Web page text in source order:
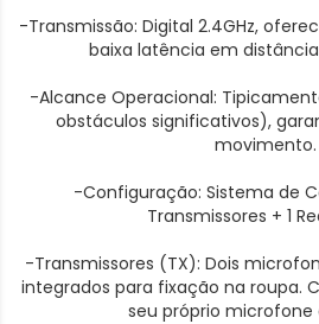
-Transmissão: Digital 2.4GHz,
baixa latência em
-Alcance Operacional:
obstáculos significativos),
movimento.
-Configuração: Sistema de
Transmissores + 1
-Transmissores (TX): Dois
integrados para fixação na roupa.
seu próprio microfone